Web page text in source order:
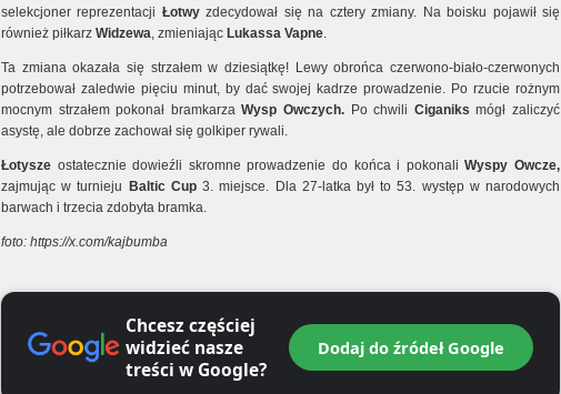
selekcjoner reprezentacji Łotwyzdecydował się na cztery zmiany. Na boisku pojawił się
również piłkarz Widzewa, zmieniając Lukassa Vapne.
Ta zmiana okazała się strzałem w dziesiątkę! Lewy obrońca czerwono-biało-czerwonych
potrzebował zaledwie pięciu minut, by dać swojej kadrze prowadzenie. Po rzucie rożnym
mocnym strzałem pokonał bramkarzaWysp Owczych. Po chwili Ciganiks mógł zaliczyć
asystę, ale dobrze zachował się golkiper rywali.
Łotysze ostatecznie dowieźli skromne prowadzenie do końca i pokonaliWyspy Owcze,
zajmując w turnieju
Baltic Cup3. miejsce. Dla 27-latka był to 53. występ w narodowych
barwach i trzecia zdobyta bramka.
foto: https://x.com/kajbumba
Chcesz częściej
widzieć nasze
treści w Google?
Dodaj do źródeł Google